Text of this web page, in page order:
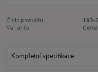
Číslo produktu:
193-3
Varianta:
Kompletní specifikace